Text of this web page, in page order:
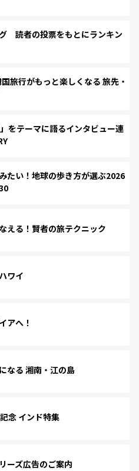
読者の投票をもとにランキン
旅行がもっと楽しくなる 旅先・
をテーマに語るインタビュー連
たい！地球の歩き方が選ぶ2026
える！賢者の旅テクニック
ワイ
アへ！
なる 湘南・江の島
念 インド特集
ーズ広告のご案内